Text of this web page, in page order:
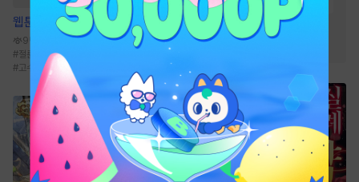
웹툰 떡 한 번 치면 안 잡아먹지
9만
#절륜남 #능글남
#고수위
# 음식 # 소설원작
초능력
#성장물 # 복수 #현대물
#동물 #친구